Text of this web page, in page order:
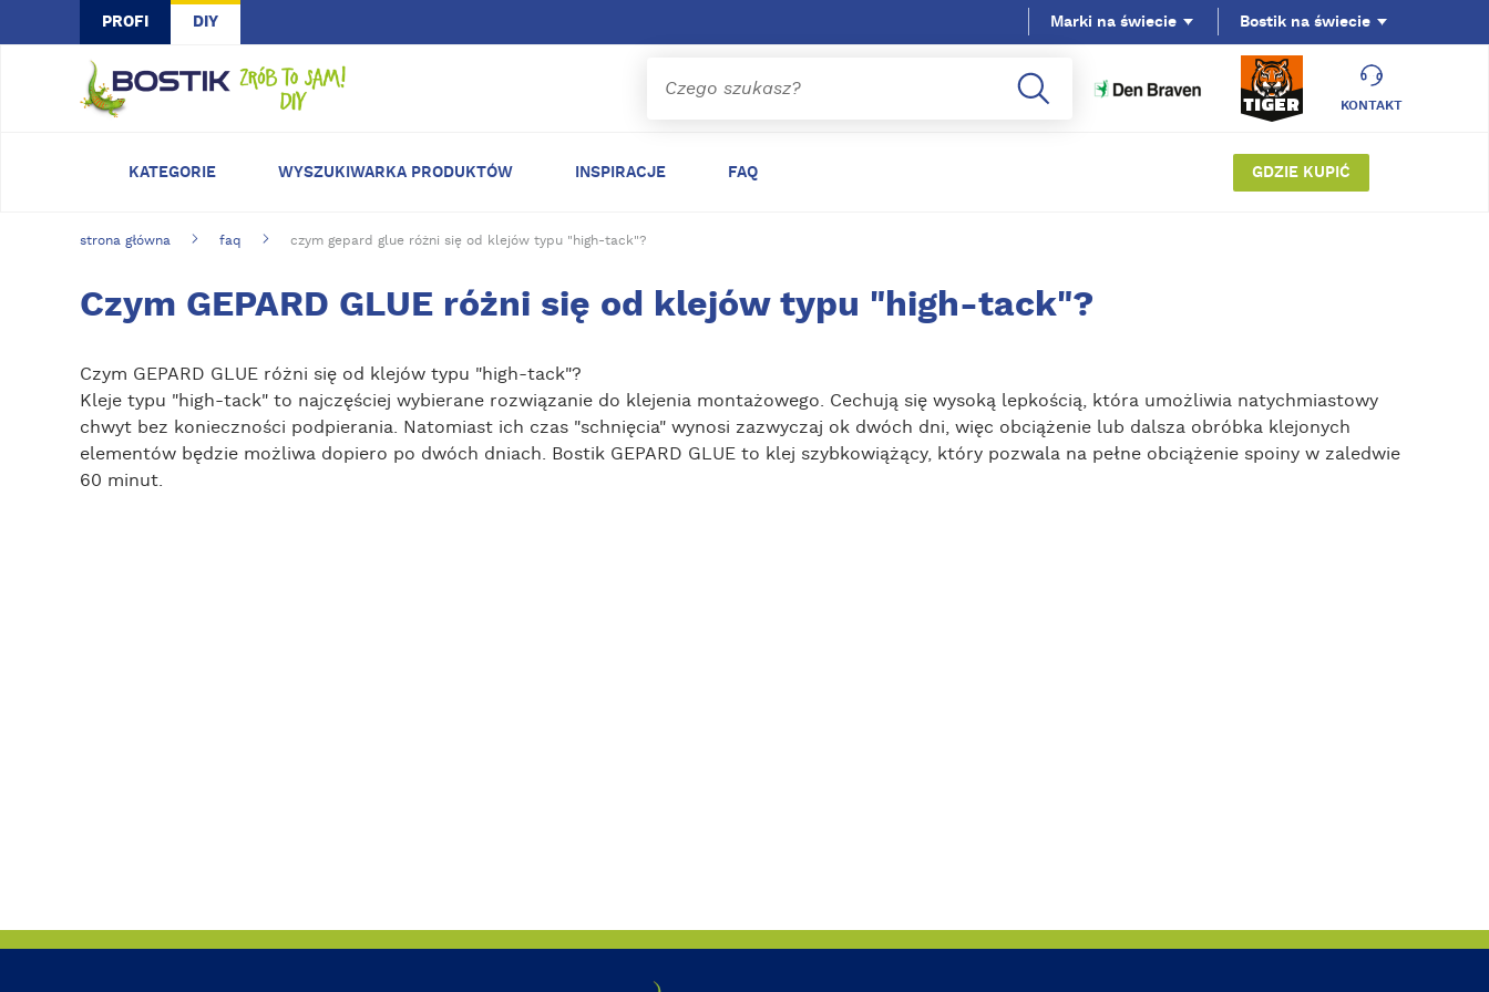
Skip to main content
PROFI DIY
KONTAKT
Bostik na świecie
KATEGORIE WYSZUKIWARKA PRODUKTÓW INSPIRACJE FAQ GDZIE KUPIĆ
Marki na świecie
strona główna faq czym gepard glue różni się od klejów typu "high-tack"?
Czym GEPARD GLUE różni się od klejów typu "high-tack"?
Czym GEPARD GLUE różni się od klejów typu "high-tack"?
Kleje typu "high-tack" to najczęściej wybierane rozwiązanie do klejenia montażowego. Cechują się wysoką lepkością, która umożliwia natychmiastowy
chwyt bez konieczności podpierania. Natomiast ich czas "schnięcia" wynosi zazwyczaj ok dwóch dni, więc obciążenie lub dalsza obróbka klejonych
elementów będzie możliwa dopiero po dwóch dniach. Bostik GEPARD GLUE to klej szybkowiążący, który pozwala na pełne obciążenie spoiny w zaledwie
60 minut.